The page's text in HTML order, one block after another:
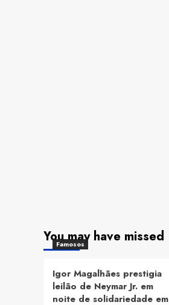
You may have missed
Famosos
Igor Magalhães prestigia
leilão de Neymar Jr. em
noite de solidariedade em